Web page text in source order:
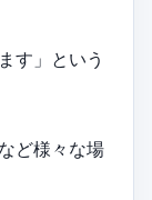
す」という
ど様々な場